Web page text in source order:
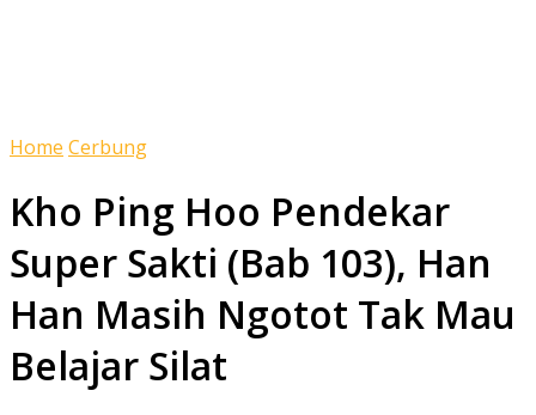
Home Cerbung
Kho Ping Hoo Pendekar
Super Sakti (Bab 103), Han
Han Masih Ngotot Tak Mau
Belajar Silat